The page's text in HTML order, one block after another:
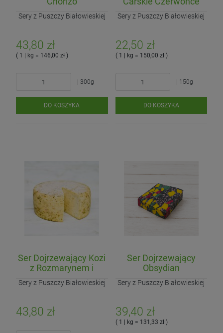
Sery z Puszczy Białowieskiej
43,80 zł
( 1 | kg = 146,00 zł )
| 300g
DO KOSZYKA
Sery z Puszczy Białowieskiej
22,50 zł
( 1 | kg = 150,00 zł )
| 150g
DO KOSZYKA
Ser Dojrzewający Kozi
z Rozmarynem i
Zielonym Pieprzem
Sery z Puszczy Białowieskiej
43,80 zł
Ser Dojrzewający
Obsydian
Sery z Puszczy Białowieskiej
39,40 zł
( 1 | kg = 131,33 zł )